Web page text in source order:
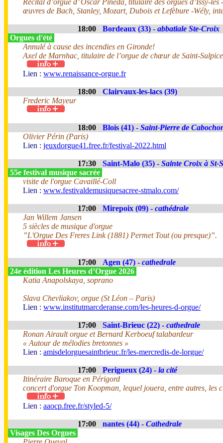
Récital d’orgue d’ Oscar Pineda, titulaire des orgues d’Issy-
œuvres de Bach, Stanley, Mozart, Dubois et Lefèbure -Wély,
18:00 Bordeaux (33) - abbatiale Ste-Croix
Orgues d'été
Annulé à cause des incendies en Gironde!
Axel de Marnhac, titulaire de l’orgue de chœur de Saint-
Lien : www.renaissance-orgue.fr
18:00
Clairvaux-les-lacs (39)
Frederic Mayeur
18:00 Blois (41) - Saint-Pierre de
Olivier Périn (Paris)
Lien : jeuxdorgue41.free.fr/festival-2022.html
17:30 Saint-Malo (35) - Sainte Croix à St-
55e festival musique sacrée
visite de l'orgue Cavaillé-Coll
Lien : www.festivaldemusiquesacree-stmalo.com/
17:00 Mirepoix (09) - cathédrale
Jan Willem Jansen
5 siècles de musique d'orgue
”L'Orgue Des Freres Link (1881) Permet Tout (ou presque)”.
17:00 Agen (47) - cathedrale
24e édition Les Heures d’Orgue 2026
Katia Anapolskaya, soprano
Slava Chevliakov, orgue (St Léon – Paris)
Lien : www.institutmarcderanse.com/les-heures-d-orgue/
17:00 Saint-Brieuc (22) - cathedrale
Ronan Airault orgue et Bernard Kerboeuf talabardeur
« Autour de mélodies bretonnes »
Lien : amisdelorguesaintbrieuc.fr/les-mercredis-de-lorgue/
17:00 Perigueux (24) - la cité
Itinéraire Baroque en Périgord
concert d'orgue Ton Koopman, lequel jouera, entre autres, les
Lien : aaocp.free.fr/styled-5/
17:00 nantes (44) - Cathedrale
Visages Des Orgues